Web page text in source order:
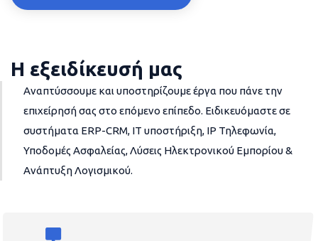
Η εξειδίκευσή μας
Αναπτύσσουμε και υποστηρίζουμε έργα που πάνε την
επιχείρησή σας στο επόμενο επίπεδο. Ειδικευόμαστε σε
συστήματα ERP-CRM, IT υποστήριξη, IP Τηλεφωνία,
Υποδομές Ασφαλείας, Λύσεις Ηλεκτρονικού Εμπορίου &
Ανάπτυξη Λογισμικού.